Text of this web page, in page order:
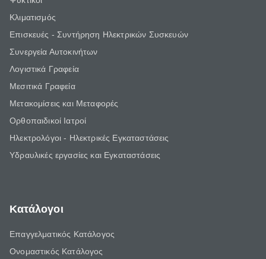
Κλιματισμός
Επισκευές - Συντήρηση Ηλεκτρικών Συσκευών
Συνεργεία Αυτοκινήτων
Λογιστικά Γραφεία
Μεσιτικά Γραφεία
Μετακομίσεις και Μεταφορές
Ορθοπαιδικοί Ιατροί
Ηλεκτρολόγοι - Ηλεκτρικές Εγκαταστάσεις
Υδραυλικές εργασίες και Εγκαταστάσεις
Κατάλογοι
Επαγγελματικός Κατάλογος
Ονομαστικός Κατάλογος